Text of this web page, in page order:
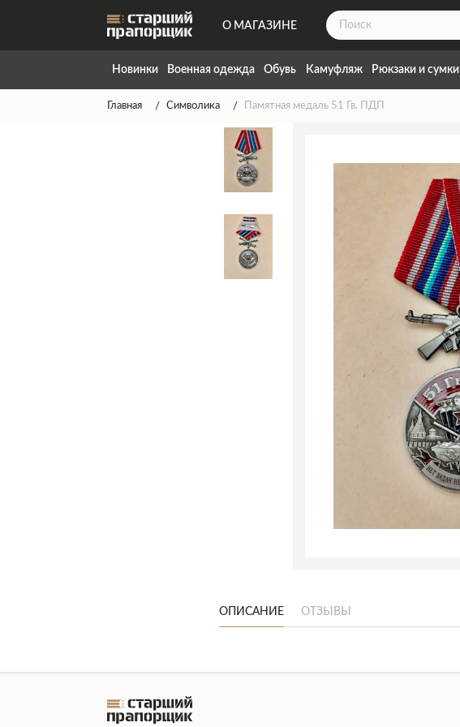
О МАГАЗИНЕ
ДОСТАВКА
КОНТАКТЫ
НАПИСАТЬ НАМ
ТАБЛИЦА РАЗМЕРОВ
СПОСОБЫ ОПЛАТЫ
Новинки Военная одежда Обувь Камуфляж Рюкзаки и сумки
Главная Символика Памятная медаль 51 Гв. ПДП
ОПИСАНИЕ ОТЗЫВЫ